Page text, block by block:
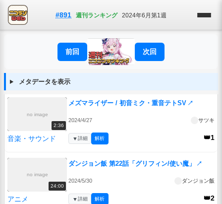
#891 週刊ランキング 2024年6月第1週
前回 次回
メタデータを表示
no image
2:36
メズマライザー / 初音ミク・重音テトSV ↗
2024/4/27 サツキ
音楽・サウンド 👑1
▼詳細 解析
no image
24:00
ダンジョン飯 第22話「グリフィン/使い魔」 ↗
2024/5/30 ダンジョン飯
アニメ 👑2
▼詳細 解析